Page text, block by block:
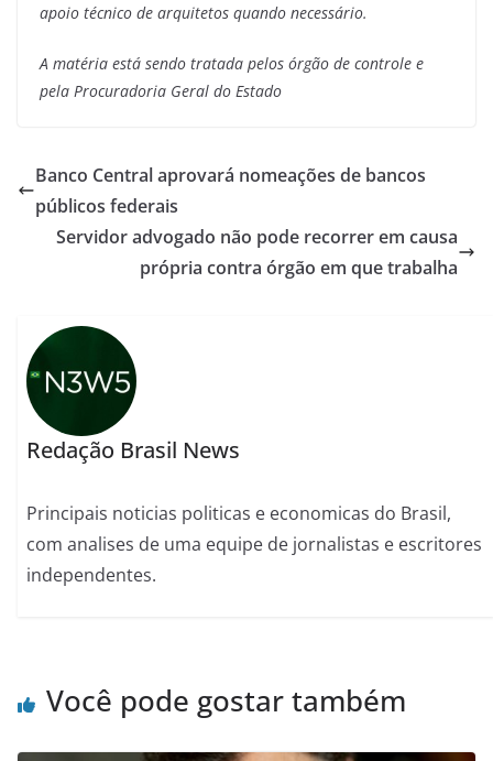
apoio técnico de arquitetos quando necessário.
A matéria está sendo tratada pelos órgão de controle e
pela Procuradoria Geral do Estado
Banco Central aprovará nomeações de bancos
públicos federais
Servidor advogado não pode recorrer em causa
própria contra órgão em que trabalha
Redação Brasil News
Principais noticias politicas e economicas do Brasil,
com analises de uma equipe de jornalistas e escritores
independentes.
Você pode gostar também